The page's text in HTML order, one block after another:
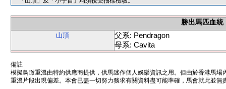
勝出馬匹血統
山頂
父系: Pendragon
母系: Cavita
備註
模擬鳥瞰重溫由特約供應商提供，供馬迷作個人娛樂資訊之用。但由於香港馬
重溫片段出現偏差。本會已盡一切努力務求有關資料盡可能準確，馬會就此並